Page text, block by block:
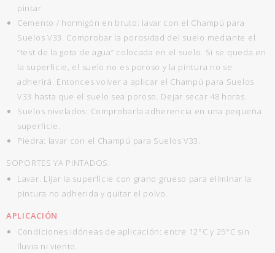
pintar.
Cemento / hormigón en bruto: lavar con el Champú para
Suelos V33. Comprobar la porosidad del suelo mediante el
“test de la gota de agua” colocada en el suelo. Si se queda en
la superficie, el suelo no es poroso y la pintura no se
adherirá. Entonces volver a aplicar el Champú para Suelos
V33 hasta que el suelo sea poroso. Dejar secar 48 horas.
Suelos nivelados: Comprobarla adherencia en una pequeña
superficie.
Piedra: lavar con el Champú para Suelos V33.
SOPORTES YA PINTADOS:
Lavar. Lijar la superficie con grano grueso para eliminar la
pintura no adherida y quitar el polvo.
APLICACIÓN
Condiciones idóneas de aplicación: entre 12°C y 25°C sin
lluvia ni viento.